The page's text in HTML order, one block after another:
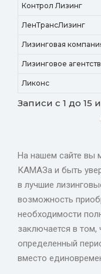
Контрол Лизинг
ЛенТрансЛизинг
Лизинговая
Лизинговое
Ликонс
Записи с 1 до 15
На нашем сайте вы
КАМАЗа и быть
в лучшие
возможность
необходимости
заключается в том,
определенный
вместо